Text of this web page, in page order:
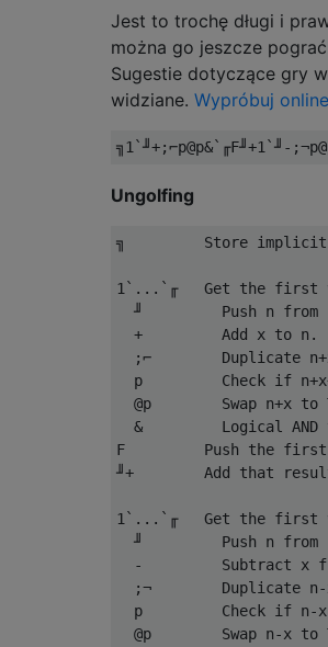
Jest to trochę długi i
można go jeszcze
Sugestie dotyczące gry
widziane. Wypróbuj
Ungolfing
╗         Store implicit
1`...`╓   Get the first
╜         Push n from
  +         Add x to n.
;⌐        Duplicate
p         Check if
@p        Swap n+x to
&         Logical AND
F         Push the first
╜+        Add that
1`...`╓   Get the first
╜         Push n from
-         Subtract x
;¬        Duplicate
p         Check if n-
@p        Swap n-x to